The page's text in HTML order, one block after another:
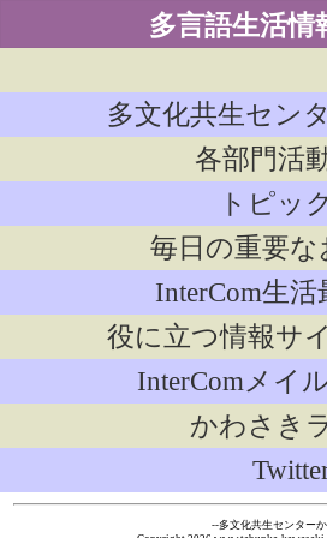
多言語生活情
多文化共生セン
各部門活
トピッ
毎日の重要な
InterCom生活
役に立つ情報サ
InterComメイ
かわさき
--多文化共生センター